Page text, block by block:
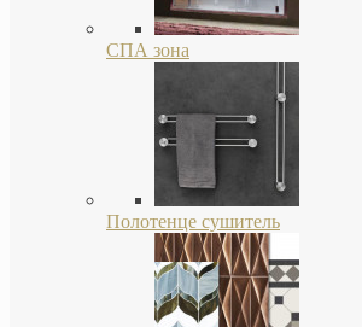
СПА зона
Полотенце сушитель